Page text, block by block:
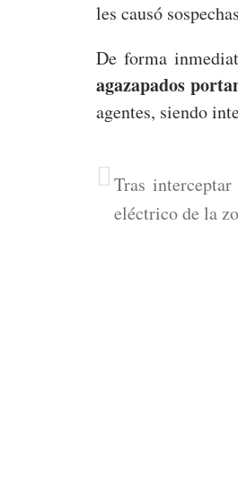
les causó
De forma
agazapados
agentes, siendo
Tras
eléctrico de la